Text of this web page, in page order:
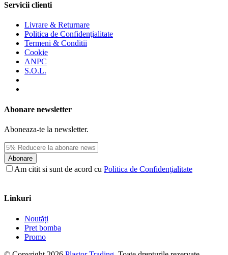
Servicii clienti
Livrare & Returnare
Politica de Confidenţialitate
Termeni & Conditii
Cookie
ANPC
S.O.L.
Abonare newsletter
Aboneaza-te la newsletter.
Abonare
Am citit si sunt de acord cu Politica de Confidenţialitate
Linkuri
Noutăți
Pret bomba
Promo